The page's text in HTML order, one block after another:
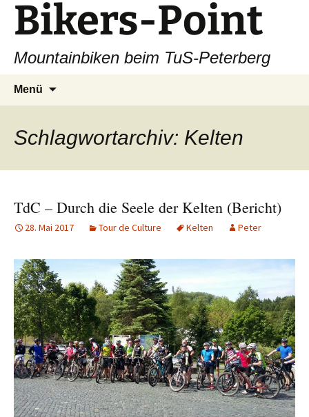
Zum
InhaltBikers-Point
Mountainbiken beim TuS-Peterberg
Menü
Schlagwortarchiv: Kelten
TdC – Durch die Seele der Kelten (Bericht)
28. Mai 2017 Tour de Culture Kelten Peter